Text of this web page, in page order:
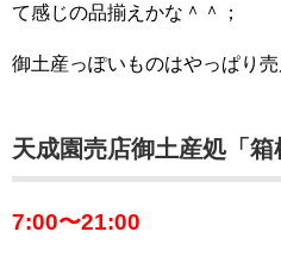
て感じの品揃えかな＾＾；
御土産っぽいものはやっぱり売
天成園売店御土産処「
7:00〜21:00